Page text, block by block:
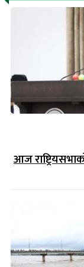
आज